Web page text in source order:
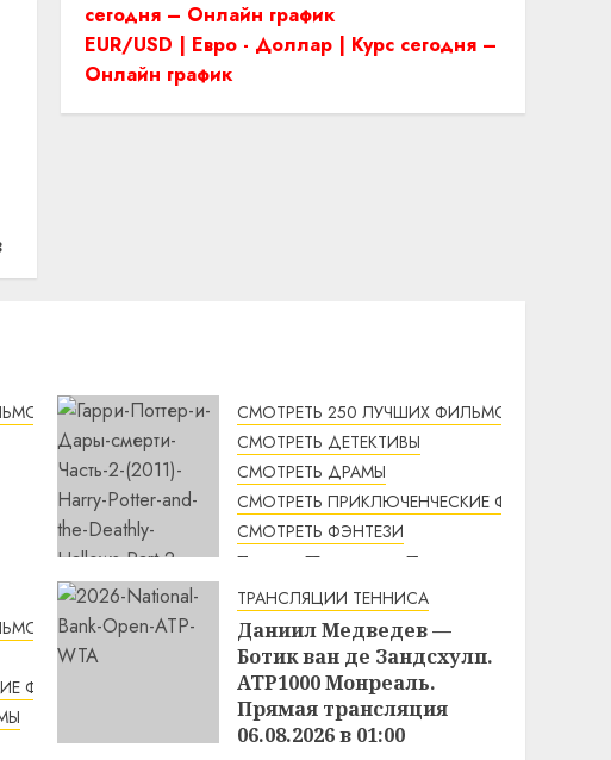
сегодня – Онлайн график
EUR/USD | Евро - Доллар | Курс сегодня –
Онлайн график
СМОТРЕТЬ 250 ЛУЧШИХ ФИЛЬМОВ
СМОТРЕТЬ ДЕТЕКТИВЫ
СМОТРЕТЬ ДРАМЫ
СМОТРЕТЬ ПРИКЛЮЧЕНЧЕСКИЕ ФИЛЬМЫ
СМОТРЕТЬ ФЭНТЕЗИ
Гарри Поттер и Дары
смерти: Часть 2 (2011) /
Harry Potter and the
Deathly Hallows: Part 2
смотреть онлайн
2:12 06.08.2026
ФИЛЬМЫ
ТРАНСЛЯЦИИ ТЕННИСА
Даниил Медведев —
Ботик ван де Зандсхулп.
ATP1000 Монреаль.
Прямая трансляция
06.08.2026 в 01:00